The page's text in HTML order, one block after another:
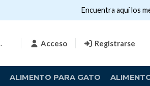
Acceso Registrarse
ALIMENTO PARA GATO
Encuentra aquí los